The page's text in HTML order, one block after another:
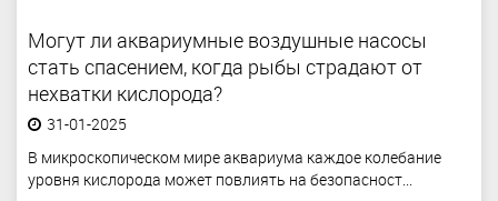
Могут ли аквариумные воздушные насосы
стать спасением, когда рыбы страдают от
нехватки кислорода?
31-01-2025
В микроскопическом мире аквариума каждое колебание
уровня кислорода может повлиять на безопасност...